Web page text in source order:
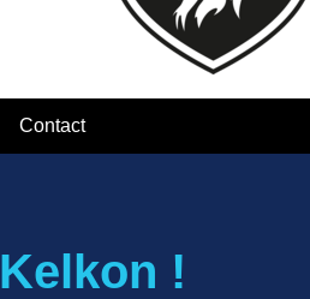
Contact
Kelkon !